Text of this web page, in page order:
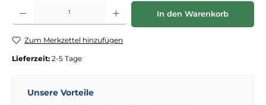
Produkt Anzahl: Gib den gewünschten Wert ein oder benutze die
In den Warenkorb
Zum Merkzettel hinzufügen
Lieferzeit: 2-5 Tage
Unsere Vorteile